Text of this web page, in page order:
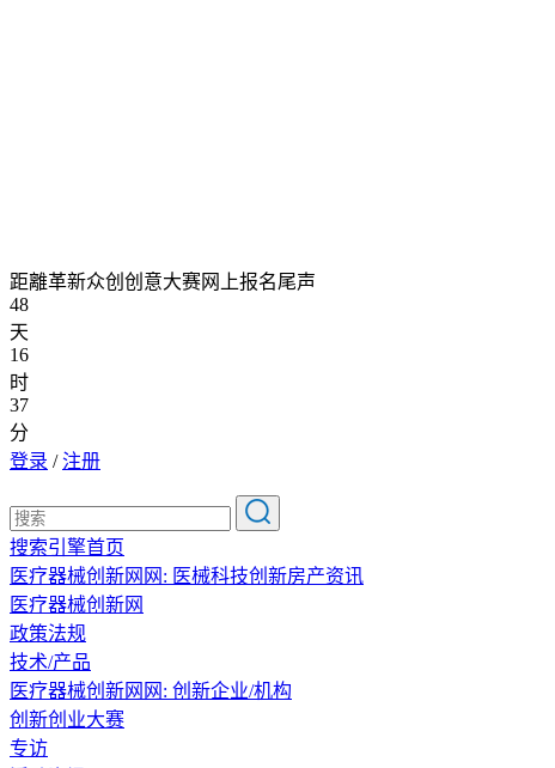
距離革新众创创意大赛网上报名尾声
48
天
16
时
37
分
登录 /注册
搜索引擎首页
医疗器械创新网网: 医械科技创新房产资讯
医疗器械创新网
政策法规
技术/产品
医疗器械创新网网: 创新企业/机构
创新创业大赛
专访